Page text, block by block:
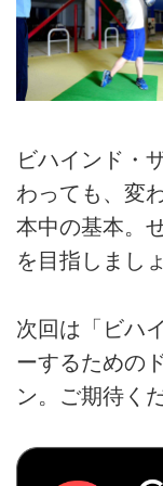
ビハインド・
わっても、変
本中の基本。
を目指しまし
次回は「ビハ
ーするための
ン。ご期待く